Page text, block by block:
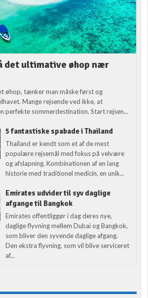
det ultimative øhop nær
øhop, tænker man måske først og
Mange rejsende ved ikke, at
perfekte sommerdestination. Start rejsen...
5 fantastiske spabade i Thailand
Thailand er kendt som et af de mest
populære rejsemål med fokus på velvære
og afslapning. Kombinationen af en lang
historie med traditionel medicin, en unik...
Emirates udvider til syv daglige
afgange til Bangkok
Emirates offentliggør i dag deres nye,
daglige flyvning mellem Dubai og Bangkok,
som bliver den syvende daglige afgang.
Den ekstra flyvning, som vil blive serviceret
af...